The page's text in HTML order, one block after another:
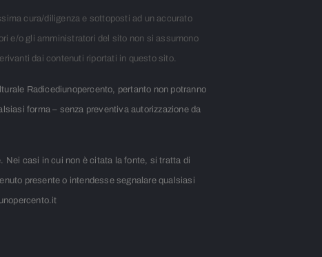
cura/diligenza e sottoposti ad un accurato
e/o gli amministratori del sito non si assumono
dai contenuti riportati in questo sito.
Radicediunopercento, pertanto non potranno
forma – senza preventiva autorizzazione da
Nei casi in cui non è citata la fonte, si tratta di
presente o intendesse segnalare qualsiasi